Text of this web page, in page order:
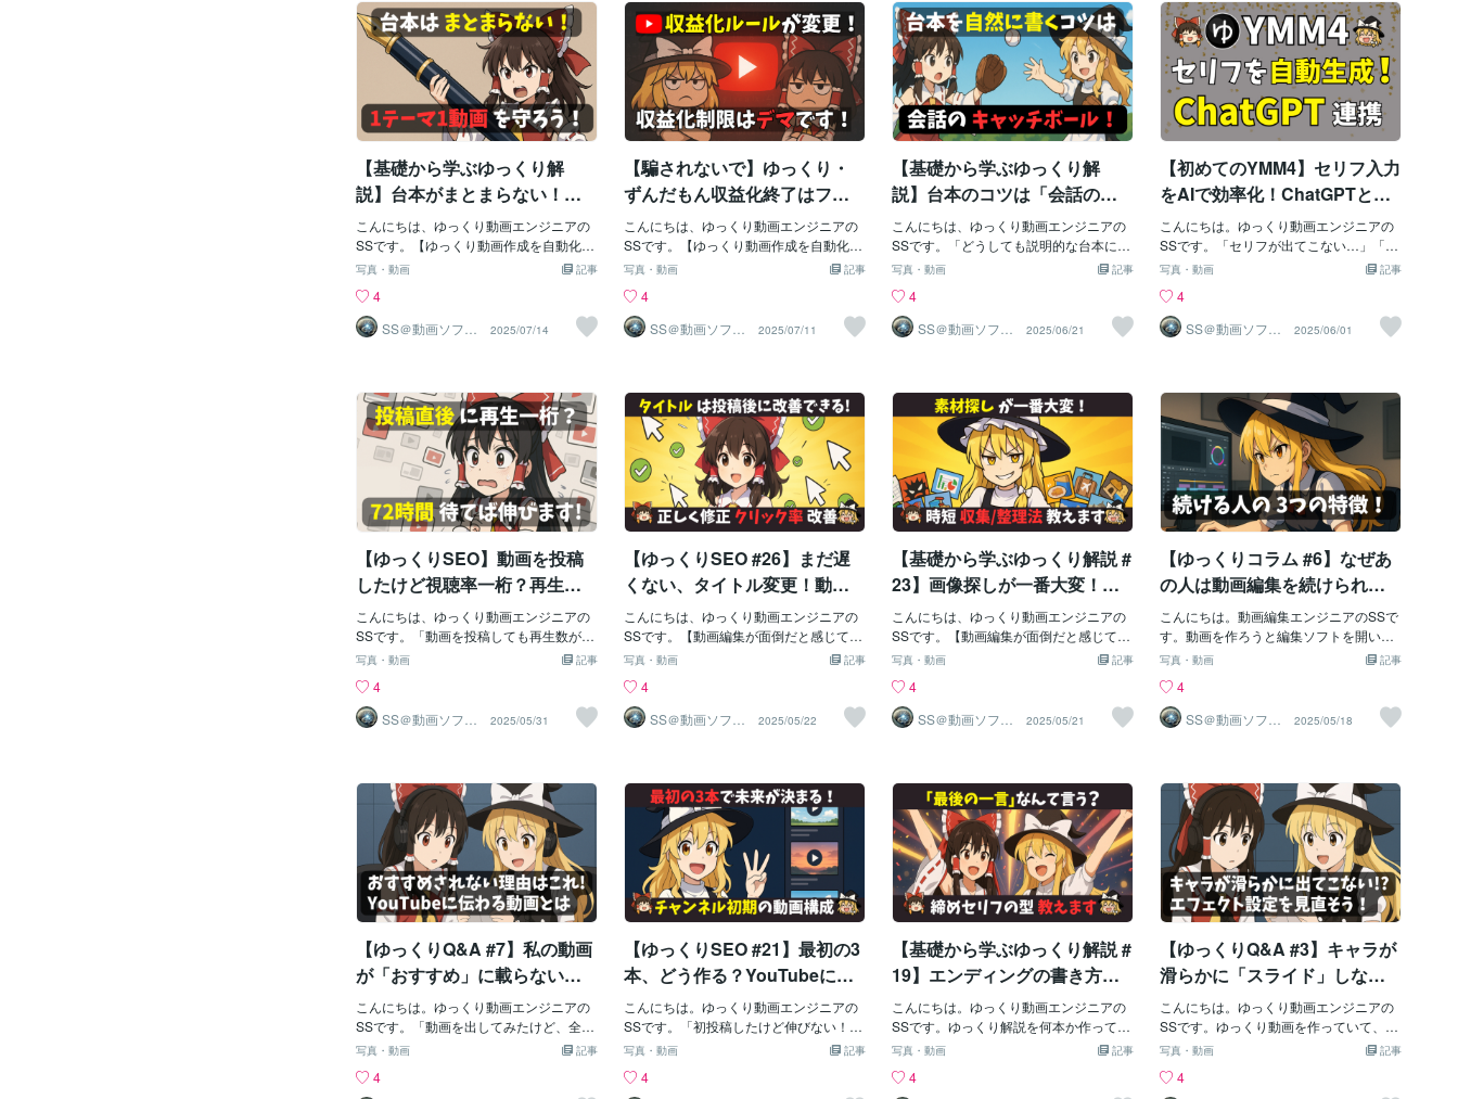
る」などの演出に向いています。🎉おす
すめの使い方：テロップのフェードイ
ン、背景画像のなじませ✅ポイント：中
間点を使えばフェードも簡単に設定可
能！② 描画位置素材の位置を上下・左右
に動かすエフェクトです。マウスでも動
かせますが、数値で正確に調整したいと
きに便利です。🎉おすすめの使い方：テ
ロップの位置合わ
「〜よ」「〜わ」「〜ね」などやわらか
い口調・一人称：「私」・感情を抑えめ
に、素直に驚いたり納得したりするのが
基本・ときどき天然ボケや的外れなリア
クションが入ると面白い● 魔理沙の特
徴・元気で快活な解説・ツッコミ担当・
語尾：「〜だぜ」「〜なんだぜ」「〜だ
よな」など勢いのある言い回し・一人
称：「私」だが、やや男勝りな言葉づか
型」として安定した成長が見込める理想
型。🟦 週1投稿型（おすすめ！）メリッ
ト：継続しやすく、内容にこだわれるデ
メリット：成長は緩やか事例：「毎週金
曜18時投稿」など曜日指定で習慣化しや
すいチャンネル多数📝 初心者が無理なく
続けるならまずはここから。🟥 月1投稿
型メリット：気楽。趣味として続けやす
いデメリット：おすすめに
集画面 → 「詳細」タブ → カテゴリ欄●Y
ouTube Studioアプリ（スマホ）：動画を
選択 → 「編集」→「カテゴリ」からいっ
たん公開した動画でも、思い立ったとき
に直せるのでご安心を！✅カテゴリの選
び方：迷ったら「テーマ」と「視聴者の
目的」を見る！ジャンルが混在していて
悩む場合は：●その動画を見に来る人が、
どんな
い動画”に進化します。今回は、YMM4に
搭載されているアニメーションエフェク
ト全15種類の機能と使いどころ、調整の
コツまでをステップ解説でお届けしま
す！1. アニメーションエフェクトとは？
YMM4の「アニメーションエフェクト」
は、アイテム（テキスト・画像・立ち絵
など）に動きを加える演出機能です。✅
キャラをぷるぷる震えさせたり、✅ テキ
ストをぽよんと跳ねさせたり、✅ 背景を
ゆらゆら波打たせたり…とにかく「止ま
っているもの」に命を吹き込むのが、こ
の機能の役割です。2. 基本操作：エフェ
クトの追加方法追加手順はとても簡単！
2. 画面右側「エフェクト」欄の「＋」を
クリック3.「アニメーション」カテゴリ
から好きなエフェクトを選ぶ4. パラメー
を見ながら確認できるので、初心者でも
安心です。3. 全15種類のエフェクト解説
ここからは、YMM4に搭載されているア
ニメーションエフェクト全15種類につい
て、それぞれの特徴・使いどころ・調整
のポイントを詳しく解説します。どのエ
フェクトを使えばいいかわからない方
も、この章を読めば「この場面にはこれ
だ！」と選べるように
そんな感想が大半でしょうか。いや、ひ
とつも見たことない！という方は、百聞
は一見に如かず！とりあえずYouTubeで
検索して何本か見てみましょう！できれ
ば、結構再生数が多くて、流行ってそう
な動画がいいですね。動画を作る上で、
他の動画を参考にするって結構大切だ
と、私は思っているので！色々な意味
で！さて、どんな雰囲気の動画かわかり
ましたか？では、知識を入れていきまし
ょう！まず、ゆっくり実況動画とはなん
なのか。天下のWiki先生によりますと…
「棒読みちゃん」「SofTalk」などのAqu
esTalkを利用した音声合成ソフトを使う
ediaつまり、ゆっくり動画というのは、
AquesTalkという音声合成ソフトを使用
した動画ということになります。AquesT
て、よく魔女のようなお饅頭が喋ってた
気がするんだけど？と思った方いらっし
ゃいませんか？そうなのです。実はこう
いう音声合成ソフトを使用しての動画の
ことを、ゆっくり動画と呼ぶようになっ
た所以がそのキャラクターたちにあるの
です。そのキャラクターたちは『東方 Pr
oject』。上海アリス幻樂団という
か。もし、その一番時間のかかる「台本
作成」という工程を、信頼できるパート
ナーに任せることができたら…？あなた
の創作活動は、もっと自由で、もっとク
リエイティブになるはずです。これから
の動画制作は、あなた専用の「台本作成
AIアシスタント」をパートナーにする時
代です。弊社では、あなたのチャンネル
のスタイルや目的に合わせて、2つのAI導
入プランをご用意しました。１）まずは
手軽に、いつもの環境で効率化したいあ
なたへ：カスタムGPT版チャットボット
まずご紹介するのが、多くの方が使い慣
れているChatGPTをベースにした、専用
その「手軽さ」。使い慣れたChatGPTの
画面で、テーマや参考URLを伝えるだけ
で、AIがあなたの代わりに、ゆっくり解
「ネット民の反応」まで含んだ台本をサ
クサクと書き上げてくれます。「難しい
設定は苦手だけど、すぐにでも台本作成
をラクにしたい！」そんなあなたにピッ
タリの、心強いアシスタントです。「霊
夢と魔理沙」の会話生成の様子をご覧く
ださい。（※本動画は、販売はしていない
試作用（デモ版）のツールの動作画面で
す。）使い方はとてもシンプルです。チ
た素材は、秋冬の動画制作をスムーズに
進めるための重要な資源です。この記事
では、その素材をどのように集め、活用
し、管理するかを詳しく解説します。1.
夏に集めるべき素材の種類💡 夏素材の価
値夏は動画に使える素材が豊富な季節で
す。青空と入道雲、海や花火、セミの
声、祭りの映像など、秋冬では再現しに
くい素材がたくさんあります。- 青空と入
道雲- 海やビーチの風景- 花火大会- 夏祭
りの映像- セミの声や虫の音これらの素材
は、後々の動画制作で役立つこと間違い
なしです。特に季節感を出したい場合
や、エモーショナルな演出をしたいとき
再現できない素材の価値秋冬にこれらの
素材を撮影するのは難しいですよね。
「夏の風景や音があるだけで、動画がぐ
素材を集めておくことが重要です。これ
が後々、編集の幅を広げる鍵になりま
す。2. 撮り溜め素材の活用方法⭕️ 夏の思
い出動画に活用夏に撮った素材は、その
まま「夏の思い出」として動画化するの
も一つの手です。「懐かしの夏」をテー
マにしたショート動画や、感情系のBGM
を使ったエモーショナルな動画に最適で
す。- 夏の思い出を振り返る動画- 感情
【基礎から学ぶゆっくり解
説】台本がまとまらない！「1
テーマ1動画」を意識すると構
成が一気に引き締まります！
こんにちは、ゆっくり動画エンジニアの
SSです。【ゆっくり動画作成を自動化し
ませんか？】「台本を書いても、話が散
ジが伝わらない気がする…」頭の中では
完璧な構想があっても、いざ書き出すと
迷子になる。そんなとき、私が見つけた
めずに書き始める台本が散らかる一番の
原因は、構成を決めずに書き始めてしま
うことです。「とりあえず書いてみよ
う」と思って始めると、気づけば話があ
ちこちに飛んでしまい、伝えたいメッセ
ージが曖昧になることが多いです。これ
を防ぐためには、事前にしっかりとした
構成を考えることが大切です。💡 テーマ
を深掘りせず、思いつきで書くことのリ
スクもう一つの原因は、テーマを深掘り
せずに思いつきで書くこと。これでは視
聴者にとって「何を伝えたいのか」が伝
わりにくくなります。- テーマ設定が不十
分- 話が逸れてしまう- 視聴者が混乱する
テーマを深掘りしてから台本を書くこと
で、視聴者に明確なメッセージを届けま
しょう。2. 「1テーマ1結論」の重要性📌
で伝えるテーマを一つに絞り、その結論
を明確にすることです。これにより、視
聴者は動画を見終わったときに「何が言
いたかったのか」がはっきり分かりま
す。「なんだか情報が多すぎて、結局何
を伝えたかったのか分からない」…と視
聴者に感じさせないためにも、テーマを
一つに絞ることが重要です。🔧 情報を絞
り込むことで得られる効果情報を絞り込
む
記事
写真・動画
4
SS＠動画ソフト
ウェアエンジニ
2025/07/14
【騙されないで】ゆっくり・
ずんだもん収益化終了はフェ
イクニュース！7月15日YouTu
beポリシー変更の真実を公式
情報で徹底検証します【ゆっ
くりニュース】
こんにちは、ゆっくり動画エンジニアの
SSです。【ゆっくり動画作成を自動化し
ませんか？】「YouTubeのポリシーが変
ゃないかと不安…」「誤った情報に振り
回されて、どうしたらいいかわからな
い…」2025年7月15日に、YouTubeが収
ーアップデート」にとどまる内容です。
ゆっくり動画・ずんだもんの収益化審査
に影響を与えるものではありません。し
かしSNSを中心に「ゆっくり動画の収益
化が停止する」「ずんだもんの終焉」な
ど、誤解が多いことに気づきました。こ
の記事では、7月15日のYouTubeのポリ
シー変更が実際に何を意味するのか、そ
してゆっくり動画制作者としてどう行動
すべきかを解説します。1. YouTubeポリ
シーの変更内容まずは公式ポリシーを英
文で確認しておきましょう。💡 実際に何
が変更されたのかまず押さえておきたい
のは、YouTubeのポリシーがどのように
では、新たに収益化制限がなされる、と
指定されたものはありません。変更点は
主に「繰り返しコンテンツ」や「大量生
date（2025年7月15日）[July 2025] Upd
ates to YouTube Partner Program (YPP)
Monetization policies: In order to monetiz
e as part of the YouTube Partner Pr
記事
写真・動画
4
SS＠動画ソフト
ウェアエンジニ
2025/07/11
【基礎から学ぶゆっくり解
説】台本のコツは「会話のキ
ャッチボール」！霊夢・魔理
沙の頻出フレーズを学んで自
然なやりとりを演出しよう
こんにちは、ゆっくり動画エンジニアの
SSです。「どうしても説明的な台本にな
ってしまって、視聴者が飽きてしま
で、どちらか一方が話し過ぎてしま
う…」そんな悩みを抱えていませんか？
視聴者を引き込むための自然な会話が、
取り入れた台本作成方法を解説します。
1. ありがちな台本のミス💡 一人が長く話
し過ぎる「説明的な台本になりがち…」
この問題、私も経験しました。一人が
長々と話すと、どうしても視聴者が飽き
てしまうんですよね。- 一人語りの時間が
長くなる- 視点が固定され、視聴者の興味
が薄れる- キャラクターの魅力が伝わりに
くいこれでは、視聴者のエンゲージメン
トは期待できません。🔧 相槌だけのキャ
ラクターがいるもう一つの落とし穴は、
「相槌だけのキャラクターがいる」こと
です。これでは、キャラクターの個性が
発揮されず、動画全体が単調になりが
話に変化がなく、視聴者が飽きる- 物語の
進行が止まってしまうキャラクター間の
会話をもっと活性化させる必要がありま
ボール形式とは、キャラクター間でテン
ポ良く会話を交わす手法です。これによ
り、視聴者が飽きずに最後まで楽しめる
ようになります。1. 質問2. 答え3. リアク
ション4. 補足5. 驚き6. 結論この流れを意
識することで、会話にリズムが生まれま
す。⭕️ 「質問→答え→リアクション→補
足→驚き→結論」の流れこの流れを活用
することで、視聴者
記事
写真・動画
4
SS＠動画ソフト
ウェアエンジニ
2025/06/21
【初めてのYMM4】セリフ入力
をAIで効率化！ChatGPTと連
携してセリフをらくらく作
成！「APIキー」の発行から、
YMM4の初期設定までわかりや
すく解説します
こんにちは。ゆっくり動画エンジニアの
SSです。「セリフが出てこない…」「動
画の会話が続かない…」そんな悩みを持
介します。この機能を使えば、セリフの
続きをChatGPTが補完してくれるため、
台本作成の負担を大幅に軽減。この記事
します！1. YMM4のAIセリフ生成とは？Y
MM4には「テキスト補完機能」というAI
連携機能があります。セリフ欄に表示さ
れるボタンを押すだけで、入力中のセリ
フの続きを自動で生成してくれます。た
とえば、「明日は旅行で…」と旅行の話
題をしている会話を用意します。その話
題に続く形でボタンを押すと、「どこに
行くの？」「旅行の準備、大変そうね」
といった自然な文章が自動で出力されま
す。この機能はOpenAIのChatGPTや、G
rokやGeminiといった生成AIを利用して動
作しています。直前のセリフ内容を文脈
として読み取ることで、自然な補完が可
取得方法YMM4とAIを連携するために
は、「APIキー」という接続用のキーが必
要です。以下の手順で取得できます。
p」をクリック。Googleアカウントまた
はメールアドレスで登録します。電話番
号によるSMS認証が必要です。（3）API
キーの発行 登録完了後、ダッシュボー
ドに移動。 画面右上の歯車アイコン
「Settings」をクリック。→「API keys」
タブへ移動。→画面
記事
写真・動画
4
SS＠動画ソフト
ウェアエンジニ
2025/06/01
【ゆっくりSEO】動画を投稿
したけど視聴率一桁？再生数
の初速が伸びないのはなぜ…
答えはYouTubeの「初速テス
ト！」72時間待つと動画が伸
びる仕組みを教えます
こんにちは、ゆっくり動画エンジニアの
SSです。「動画を投稿しても再生数が伸
びない…」「初速が悪い理由がわからな
善すればいいのか…」この記事では、Yo
uTubeに動画を投稿した直後に再生数が
伸び悩む理由と、その効果的な対処法を
を投稿すると、最初の数日間は「初速テ
スト期間」と呼ばれる時間が設けられま
す。この期間中、YouTubeのアルゴリズ
ムは視聴者の反応を細かく分析し、動画
の評価を決定します。1. 投稿直後は、限
られた視聴者層に動画を表示します。2.
視聴者の反応をもとに、アルゴリズムが
拡散範囲を決定。3. 最初の数時間から数
日間が、評価の大きな判断材料となりま
す。初速テスト期間を理解することが、
動画の成功への第一歩です。🔧 初速テス
トの目的このアルゴリズムの目的は、視
聴者にとって価値のある動画をピックア
ップすることです。以下の点を重視し
視聴者のクリック率- 平均視聴時間- 視聴
記事
写真・動画
4
SS＠動画ソフト
ウェアエンジニ
2025/05/31
【ゆっくりSEO #26】まだ遅
くない、タイトル変更！動画
投稿後にこっそり修正してク
リック率を改善する方法と注
意点を解説します
こんにちは、ゆっくり動画エンジニアの
SSです。【動画編集が面倒だと感じてい
ませんか？】【編集時間を平均80%カッ
ツールはこちら👇】「YouTube動画の再
生数がなかなか伸びない…」「効果的な
タイトル変更の方法がわからない…」こ
でいました。動画の内容は面白いはずな
のに、なぜか再生数が伸びない…。その
原因の一つが、タイトルにあるかもしれ
ません。今回は、タイトル変更が再生数
に与える影響を深掘りし、効果的なタイ
トルの作り方について解説します。1. タ
イトルの役割と重要性タイトルは、視聴
者にとって最初の接点です。また、YouT
ubeのAIにとっても、動画の内容を判断
する重要な要素です。🎯 視聴者へのイン
パクトタイトルは視聴者に「この動画を
見たい」と思わせるための最初の一歩で
す。「内容が面白そう」「役に立ちそ
う」と思わせるタイトルは、クリック率
が求めている情報を直球で示す- 興味を引
記事
写真・動画
4
SS＠動画ソフト
ウェアエンジニ
2025/05/22
【基礎から学ぶゆっくり解説 #
23】画像探しが一番大変！ゆ
っくり解説におすすめのフリ
ー素材サイトや、整理整頓法
をわかりやすく解説します
こんにちは、ゆっくり動画エンジニアの
SSです。【動画編集が面倒だと感じてい
ませんか？】【編集時間を平均80%カッ
ツールはこちら👇】今回は、ゆっくり動
画制作における画像素材の収集、整理、
そして利用法についてお話しします。
いのかわからない」なんて悩み、ありま
せんか？私も初めはそうでした。でもあ
る時ふと気づいたんです。効率を上げる
ためには、画像素材の適切な収集と整
理、そして利用戦略が不可欠だと。この
記事では、そんな悩みを解決するための
具体的な方法を解説していきます。1. 画
像素材を探す場所と方法画像素材の収集
は、動画制作の土台を支える重要なステ
ップです。ここでは、代表的なフリー素
材サイトの紹介から、権利関係の確認方
法までを詳しく解説します。💡 フリー素
材サイトを活用しよう「どこで画像を探
せばいいのかわからない」と感じたこ
以下のフリー素材サイトを活用してみま
記事
写真・動画
4
SS＠動画ソフト
ウェアエンジニ
2025/05/21
【ゆっくりコラム #6】なぜあ
の人は動画編集を続けられる
のか？編集が「苦じゃない
人」の3つの習慣を紹介しま
す…続く人と続かない人の決
定的な違いは何？誰でも継続
できる心構えのコツを紹介し
こんにちは。動画編集エンジニアのSSで
す。動画を作ろうと編集ソフトを開いた
のに、やる気が出ない。途中でやめてし
で、毎日コツコツと動画を出し続けてい
る人もいます。彼らと自分の違いは「能
力」ではなく、“編集との向き合い方”か
るための考え方・習慣の作り方✅ストレ
スを減らす環境の整え方を初心者向けに
解説します。「苦手意識」がある方こ
そ、読んでみてください。1. 時間の捉え
方がまるで違う編集が得意な人は、「進
んでいる感覚」を大切にしています。✅
「1日10分だけでも触る」✅「3テロップ
進めたら今日は終了」✅「区切って取り
組むのが当たり前」これに対して、編集
が苦手な人は「完成まであと何時間…」
という発想になりがちです。💡ポイン
ト：・時間ではなく“完了数”で記録す
る・「全部やる」より「区切って進め
る」・自分に“進んだ感覚”をプレゼント
編集が苦じゃない人は、動画を作る“目
記事
写真・動画
4
SS＠動画ソフト
ウェアエンジニ
2025/05/18
【ゆっくりQ&A #7】私の動画
が「おすすめ」に載らない！Y
ouTubeのAIに評価される方法
を知っていますか？「3つの失
敗」を学ぶだけで、あなたの
動画が驚くほど再生されるよ
こんにちは。ゆっくり動画エンジニアの
SSです。「動画を出してみたけど、全然
見られない…」「再生数がゼロ。コメン
そんな風に感じたことはありませんか？
記事
写真・動画
4
【ゆっくりSEO #21】最初の3
本、どう作る？YouTubeに評
価される「チャンネル初期」
の動画構成を解説…テーマ選
びからグループ作りまで、初
心者でも失敗しない「最初
こんにちは。ゆっくり動画エンジニアの
SSです。「初投稿したけど伸びない！」
「どんなテーマで続ければいいのかわか
れからYouTubeを始める初心者の方へ。
記事
写真・動画
4
【基礎から学ぶゆっくり解説 #
19】エンディングの書き方を
考えよう！使える締めセリフ
＆終わり方のテンプレ集…定
番の「感謝型」から「参加誘
導型」まで5パターンであなた
こんにちは。ゆっくり動画エンジニアの
SSです。ゆっくり解説を何本か作ってみ
たけど──最後の締めが毎回テキトーにな
ございました！」だけで終わってる・登
記事
写真・動画
4
【ゆっくりQ&A #3】キャラが
滑らかに「スライド」しな
い？YMM4の「画面外から登
場」エフェクトを徹底解説！
「加減速」や「緩急」など詳
細設定の疑問を解決…これを
こんにちは。ゆっくり動画エンジニアの
SSです。ゆっくり動画を作っていて、こ
んな経験はありませんか？「登場エフェ
ッと止まった…」「画面外からスライド
記事
写真・動画
4